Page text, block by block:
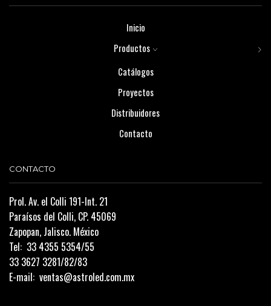
Inicio
Productos
Catálogos
Proyectos
Distribuidores
Contacto
CONTACTO
Prol. Av. el Colli 191-Int. 21
Paraísos del Colli, CP. 45069
Zapopan, Jalisco. México
Tel: 33 4355 5354/55
33 3627 3281/82/83
E-mail: ventas@astroled.com.mx